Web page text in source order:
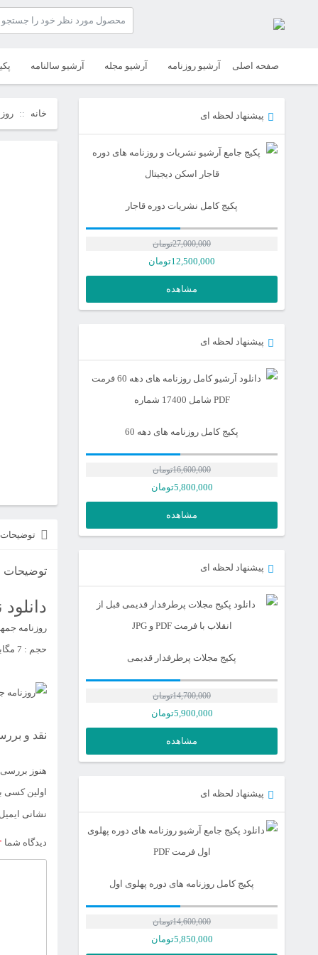
صفحه اصلی آرشیو روزنامه آرشیو مجله آرشیو سالنامه
خانه
توضیحات
توضیحات
روزنامه جمهوری
حجم : 7 مگابایت | فرمت : pdf
نقد و
هنوز
اولین کسی
نشانی
دیدگاه شما
پیشنهاد لحظه ای
پکیج کامل نشریات دوره قاجار
27,000,000تومان
12,500,000تومان
مشاهده
پیشنهاد لحظه ای
پکیج کامل روزنامه های دهه 60
16,600,000تومان
5,800,000تومان
مشاهده
پیشنهاد لحظه ای
پکیج مجلات پرطرفدار قدیمی
14,700,000تومان
5,900,000تومان
مشاهده
پیشنهاد لحظه ای
پکیج کامل روزنامه های دوره پهلوی اول
14,600,000تومان
5,850,000تومان